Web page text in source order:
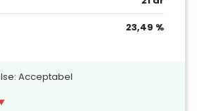
23,49 %
Acceptabel